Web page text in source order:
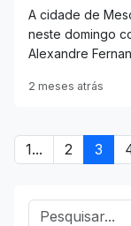
A cidade de
neste domingo
Alexandre
2 meses atrás
1... 2 3